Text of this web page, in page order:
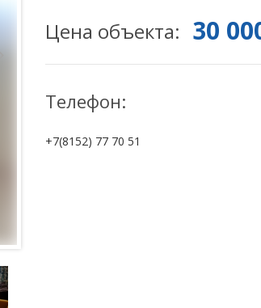
Цена объекта: 30
Телефон:
+7(8152) 77 70 51